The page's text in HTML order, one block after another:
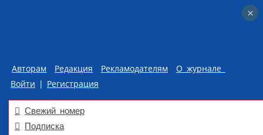
Авторам Редакция Рекламодателям
О журнале
Войти | Регистрация
Свежий номер
Подписка
×
×